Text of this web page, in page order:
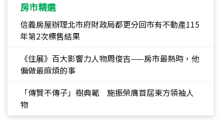
房市精選
信義房屋辦理北市府財政局都更分回市有不動產115
年第2次標售結果
《住展》百大影響力人物周俊吉——房市最熱時，他
偏做最麻煩的事
「傳賢不傳子」樹典範 施振榮膺首屆東方領袖人
物